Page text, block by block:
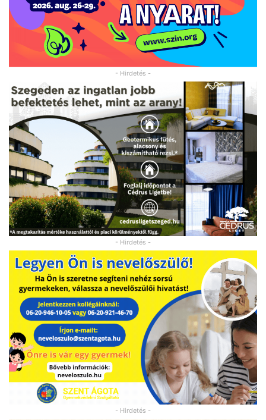
- Hirdetés -
- Hirdetés -
- Hirdetés -